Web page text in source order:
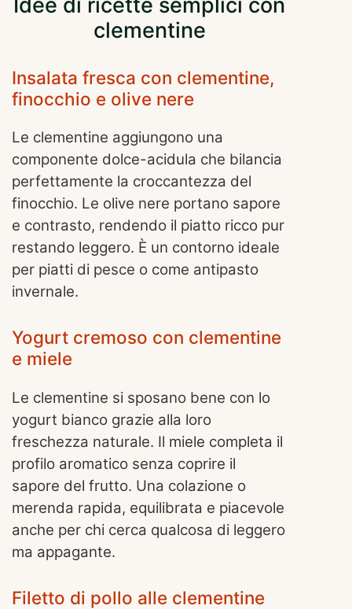
clementine
Insalata fresca con clementine,
finocchio e olive nere
Le clementine aggiungono una
componente dolce-acidula che bilancia
perfettamente la croccantezza del
finocchio. Le olive nere portano sapore
e contrasto, rendendo il piatto ricco pur
restando leggero. È un contorno ideale
per piatti di pesce o come antipasto
invernale.
Yogurt cremoso con clementine
e miele
Le clementine si sposano bene con lo
yogurt bianco grazie alla loro
freschezza naturale. Il miele completa il
profilo aromatico senza coprire il
sapore del frutto. Una colazione o
merenda rapida, equilibrata e piacevole
anche per chi cerca qualcosa di leggero
ma appagante.
Filetto di pollo alle clementine